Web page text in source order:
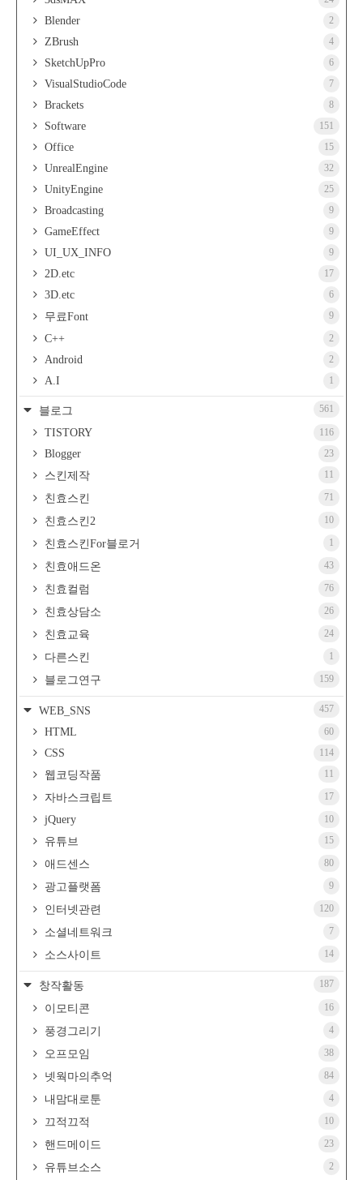
Blender 2
ZBrush 4
SketchUpPro 6
VisualStudioCode 7
Brackets 8
Software 151
Office 15
UnrealEngine 32
UnityEngine 25
Broadcasting 9
GameEffect 9
UI_UX_INFO 9
2D.etc 17
3D.etc 6
무료Font 9
C++ 2
Android 2
A.I 1
블로그 561
TISTORY 116
Blogger 23
스킨제작 11
친효스킨 71
친효스킨2 10
친효스킨For블로거 1
친효애드온 43
친효컬럼 76
친효상담소 26
친효교육 24
다른스킨 1
블로그연구 159
WEB_SNS 457
HTML 60
CSS 114
웹코딩작품 11
자바스크립트 17
jQuery 10
유튜브 15
애드센스 80
광고플랫폼 9
인터넷관련 120
소셜네트워크 7
소스사이트 14
창작활동 187
이모티콘 16
풍경그리기 4
오프모임 38
넷웍마의추억 84
내맘대로툰 4
끄적끄적 10
핸드메이드 23
유튜브소스 2